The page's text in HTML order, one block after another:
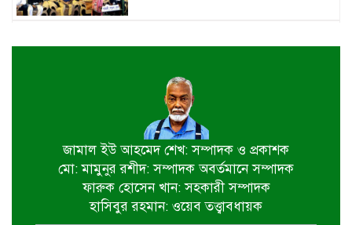
প্রতিষ্ঠান ও স্কুল কলেজে ফলজ বৃক্ষের
চার দিন পর গাজার ধ্বংসস্তূপ থেকে
উদ্ধার ১৯ মরদেহ
হরমুজ প্রণালি খুলতে জটিল শর্ত ইরানের
জামাল ইউ আহমেদ শেখ: সম্পাদক ও প্রকাশক
মো: মামুনুর রশীদ: সম্পাদক অবর্তমানে সম্পাদক
ফারুক হোসেন খান: সহকারী সম্পাদক
হাসিবুর রহমান: ওয়েব তত্ত্বাবধায়ক